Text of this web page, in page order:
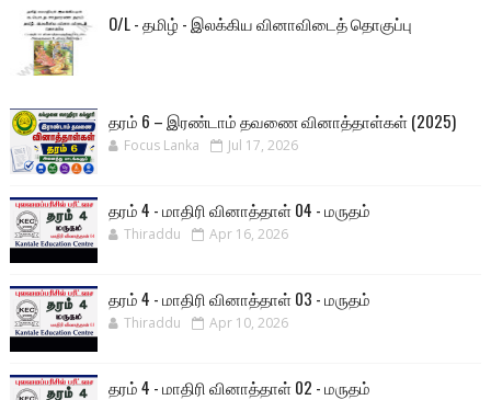
O/L - தமிழ் - இலக்கிய வினாவிடைத் தொகுப்பு
தரம் 6 – இரண்டாம் தவணை வினாத்தாள்கள் (2025)
Focus Lanka Jul 17, 2026
தரம் 4 - மாதிரி வினாத்தாள் 04 - மருதம்
Thiraddu Apr 16, 2026
தரம் 4 - மாதிரி வினாத்தாள் 03 - மருதம்
Thiraddu Apr 10, 2026
தரம் 4 - மாதிரி வினாத்தாள் 02 - மருதம்